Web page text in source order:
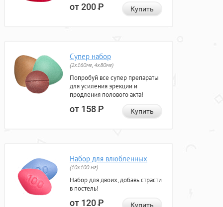
от 200Р Купить
Супер набор
(2х160мг, 4х80мг)
Попробуй все супер препараты
для усиления эрекции и
продления полового акта!
от 158Р Купить
Набор для влюбленных
(10х100 мг)
Набор для двоих, добавь страсти
в постель!
от 120Р Купить